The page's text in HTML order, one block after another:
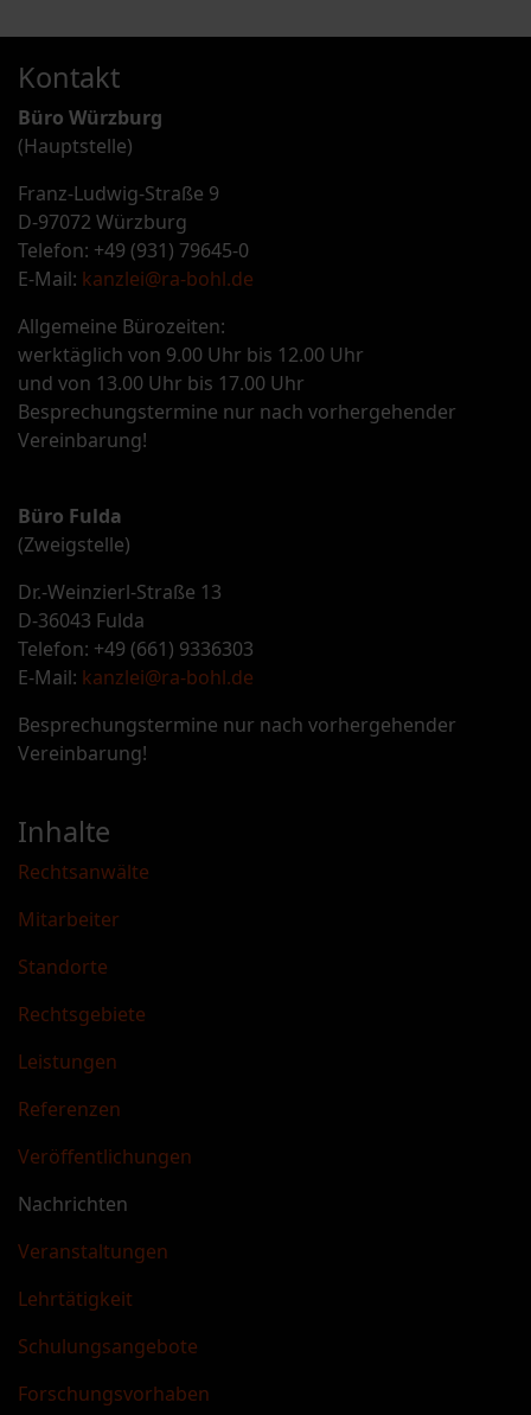
Kontakt
Büro Würzburg
(Hauptstelle)
Franz-Ludwig-Straße 9
D-97072 Würzburg
Telefon: +49 (931) 79645-0
E-Mail: kanzlei@ra-bohl.de
Allgemeine Bürozeiten:
werktäglich von 9.00 Uhr bis 12.00 Uhr
und von 13.00 Uhr bis 17.00 Uhr
Besprechungstermine nur nach vorhergehender
Vereinbarung!
Büro Fulda
(Zweigstelle)
Dr.-Weinzierl-Straße 13
D-36043 Fulda
Telefon: +49 (661) 9336303
E-Mail: kanzlei@ra-bohl.de
Besprechungstermine nur nach vorhergehender
Vereinbarung!
Inhalte
Rechtsanwälte
Mitarbeiter
Standorte
Rechtsgebiete
Leistungen
Referenzen
Veröffentlichungen
Nachrichten
Veranstaltungen
Lehrtätigkeit
Schulungsangebote
Forschungsvorhaben